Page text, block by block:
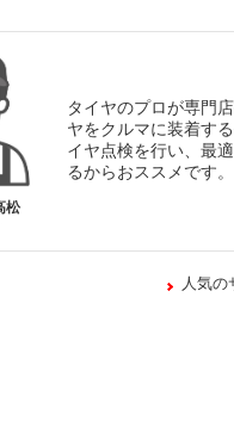
松
タイヤのプロが専門
ヤをクルマに装着す
イヤ点検を行い、最
るからおススメです。
人気の